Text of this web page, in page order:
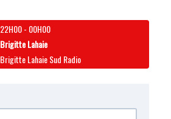
22H00- 00H00
Brigitte Lahaie
Brigitte Lahaie Sud Radio